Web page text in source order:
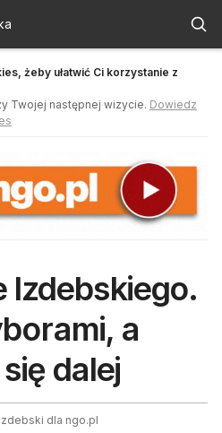
żeby ułatwić Ci korzystanie z
Twojej następnej wizycie. Dowiedz
Izdebskiego.
a
dalej
dla ngo.pl